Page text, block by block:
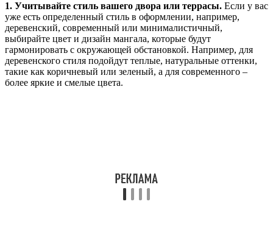
1. Учитывайте стиль вашего двора или террасы. Если у вас
уже есть определенный стиль в оформлении, например,
деревенский, современный или минималистичный,
выбирайте цвет и дизайн мангала, которые будут
гармонировать с окружающей обстановкой. Например, для
деревенского стиля подойдут теплые, натуральные оттенки,
такие как коричневый или зеленый, а для современного –
более яркие и смелые цвета.